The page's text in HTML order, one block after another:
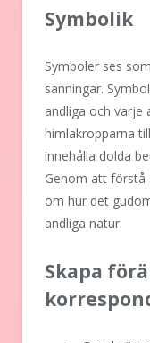
Symbolik
Symboler ses
sanningar.
andliga och varje
himlakropparna
innehålla dolda
Genom att förstå
om hur det
andliga natur.
Skapa